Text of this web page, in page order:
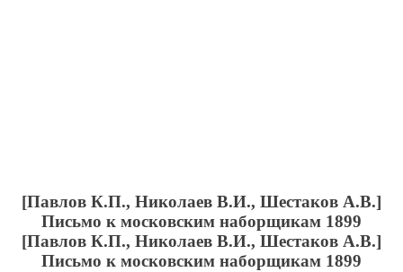
[Павлов К.П., Николаев В.И., Шестаков А.В.]
Письмо к московским наборщикам 1899
[Павлов К.П., Николаев В.И., Шестаков А.В.]
Письмо к московским наборщикам 1899